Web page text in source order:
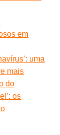
em
uma
mais
do
os